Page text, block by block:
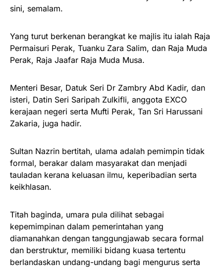
sini, semalam.
Yang turut berkenan berangkat ke majlis itu ialah Raja
Permaisuri Perak, Tuanku Zara Salim, dan Raja Muda
Perak, Raja Jaafar Raja Muda Musa.
Menteri Besar, Datuk Seri Dr Zambry Abd Kadir, dan
isteri, Datin Seri Saripah Zulkifli, anggota EXCO
kerajaan negeri serta Mufti Perak, Tan Sri Harussani
Zakaria, juga hadir.
Sultan Nazrin bertitah, ulama adalah pemimpin tidak
formal, berakar dalam masyarakat dan menjadi
tauladan kerana keluasan ilmu, keperibadian serta
keikhlasan.
Titah baginda, umara pula dilihat sebagai
kepemimpinan dalam pemerintahan yang
diamanahkan dengan tanggungjawab secara formal
dan berstruktur, memiliki bidang kuasa tertentu
berlandaskan undang-undang bagi mengurus serta